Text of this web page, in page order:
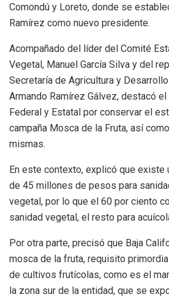
Comondú y Loreto, donde se
Ramírez como nuevo presidente.
Acompañado del líder del Comité
Vegetal, Manuel García Silva y del
Secretaría de Agricultura y Desarrollo
Armando Ramírez Gálvez, destacó
Federal y Estatal por conservar el
campaña Mosca de la Fruta, así
mismas.
En este contexto, explicó que existe
de 45 millones de pesos para
vegetal, por lo que el 60 por ciento
sanidad vegetal, el resto para
Por otra parte, precisó que Baja
mosca de la fruta, requisito
de cultivos frutícolas, como es el
la zona sur de la entidad, que se